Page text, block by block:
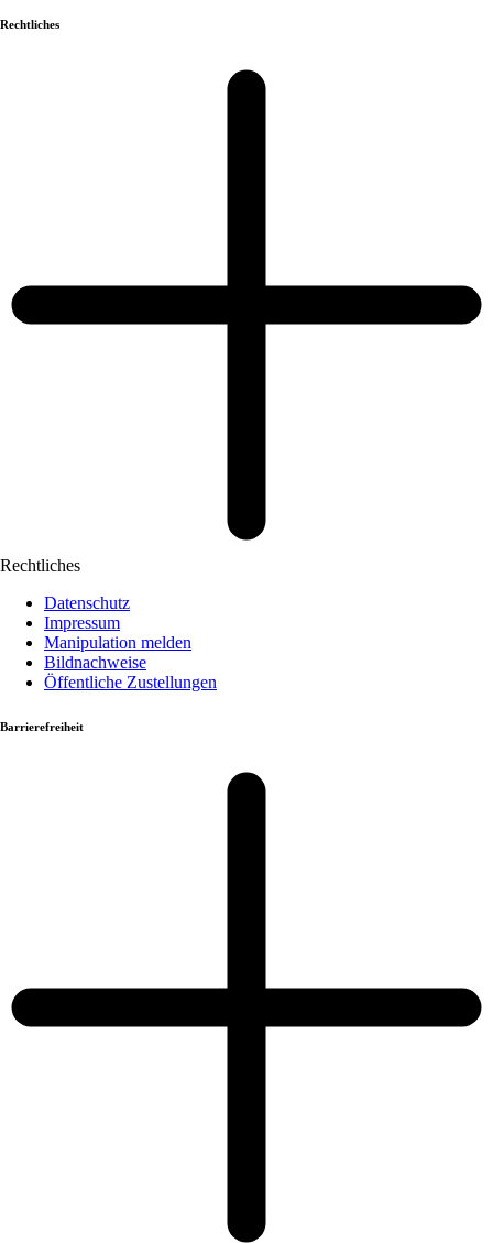
Rechtliches
Rechtliches
Datenschutz
Impressum
Manipulation melden
Bildnachweise
Öffentliche Zustellungen
Barrierefreiheit